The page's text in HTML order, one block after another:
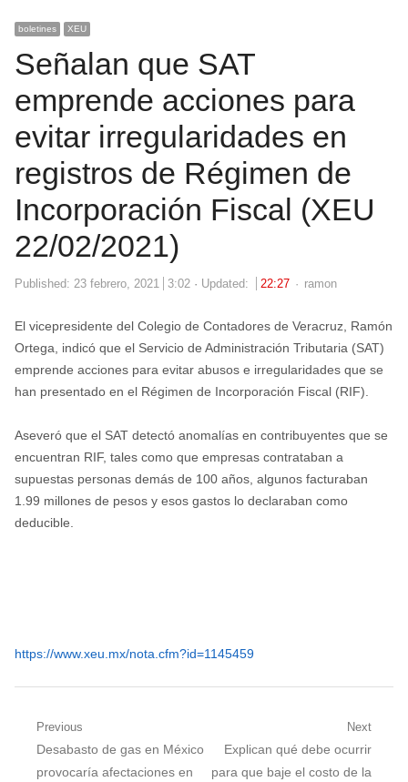
boletines XEU
Señalan que SAT
emprende acciones para
evitar irregularidades en
registros de Régimen de
Incorporación Fiscal (XEU
22/02/2021)
Published: 23 febrero, 2021 3:02 Updated: 22:27 Author
ramon
El vicepresidente del Colegio de Contadores de Veracruz, Ramón
Ortega, indicó que el Servicio de Administración Tributaria (SAT)
emprende acciones para evitar abusos e irregularidades que se
han presentado en el Régimen de Incorporación Fiscal (RIF).
Aseveró que el SAT detectó anomalías en contribuyentes que se
encuentran RIF, tales como que empresas contrataban a
supuestas personas demás de 100 años, algunos facturaban
1.99 millones de pesos y esos gastos lo declaraban como
deducible.
https://www.xeu.mx/nota.cfm?id=1145459
Navegación
Previous
Previous
post:
Desabasto de gas en México
provocaría afectaciones en
Next
Next
post:
Explican qué debe ocurrir
para que baje el costo de la